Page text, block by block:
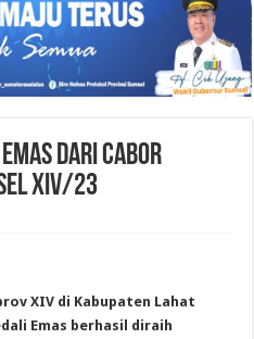
dari Cabor
XIV/23
XIV di Kabupaten Lahat
Emas berhasil diraih